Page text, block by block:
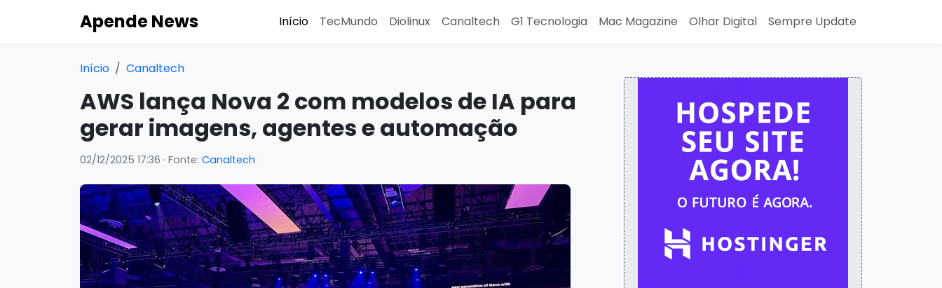
Apende News Início TecMundo Diolinux Canaltech G1 Tecnologia Mac Magazine Olhar Digital Sempre Update
Início Canaltech
AWS lança Nova 2 com modelos de IA para
gerar imagens, agentes e automação
02/12/2025 17:36 · Fonte: Canaltech